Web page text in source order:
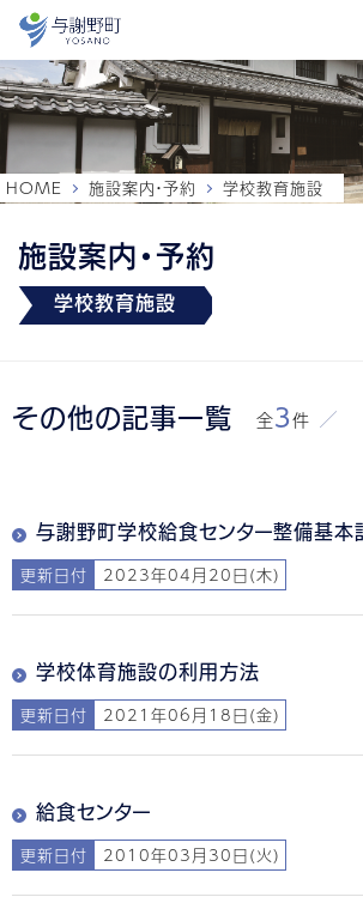
施設案内・予約
学校教育施設
HOME 施設案内・予約 学校教育施設
その他の記事一覧 全3件
与謝野町学校給食センター整備基本
更新日付 2023年04月20日(木)
学校体育施設の利用方法
更新日付 2021年06月18日(金)
給食センター
更新日付 2010年03月30日(火)